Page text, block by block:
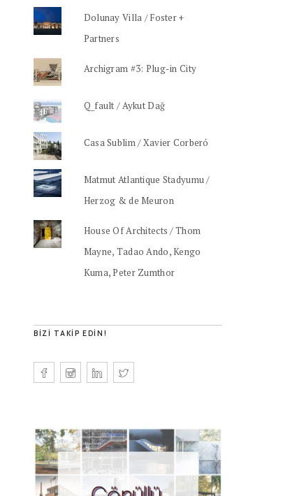
Dolunay Villa / Foster +
Partners
Archigram #3: Plug-in City
Q_fault / Aykut Dağ
Casa Sublim / Xavier Corberó
Matmut Atlantique Stadyumu /
Herzog & de Meuron
House Of Architects / Thom
Mayne, Tadao Ando, Kengo
Kuma, Peter Zumthor
BIZI TAKIP EDIN!